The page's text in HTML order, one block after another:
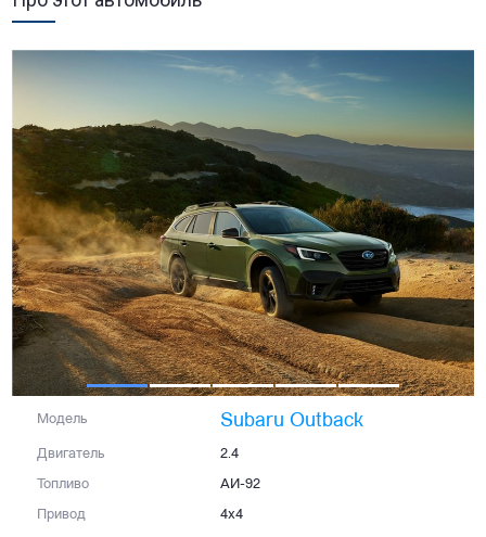
Модель Subaru Outback
Двигатель 2.4
Топливо АИ-92
Привод 4x4